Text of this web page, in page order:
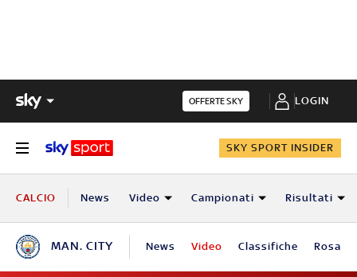
OFFERTE SKY LOGIN
SKY SPORT INSIDER
CALCIO News Video Campionati Risultati
MAN. CITY News Video Classifiche Rosa